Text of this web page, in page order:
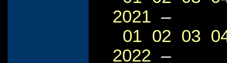
2021 –
01 02 03
2022 –